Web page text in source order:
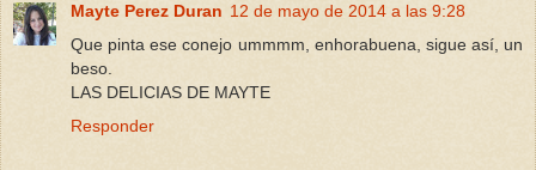
Mayte Perez Duran 12 de mayo de 2014 a las 9:28
Que pinta ese conejo ummmm, enhorabuena, sigue así, un
beso.
LAS DELICIAS DE MAYTE
Responder